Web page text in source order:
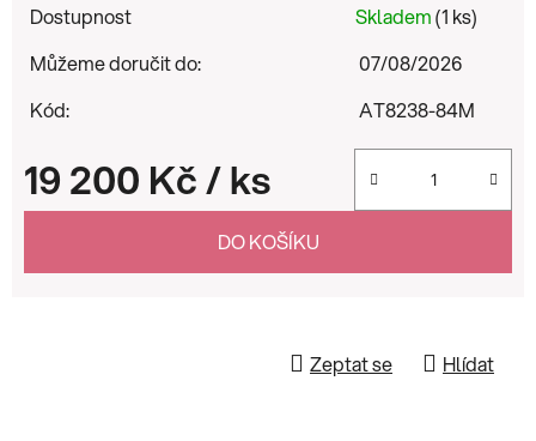
Dostupnost Skladem(1 ks)
Můžeme doručit do:
07/08/2026
Kód:
AT8238-84M
19 200 Kč/ ks
Měrná cena:
DO KOŠÍKU
Zeptat se Hlídat